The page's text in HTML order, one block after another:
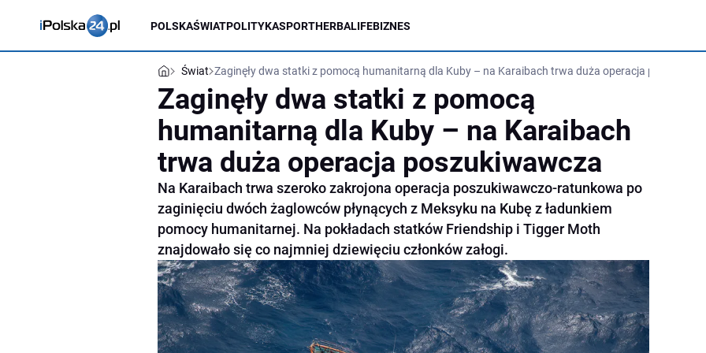
POLSKAŚWIATPOLITYKASPORTHERBALIFEBIZNES
Świat Zaginęły dwa statki z pomocą humanitarną dla Kuby – na Karaibach trwa duża operacja
Zaginęły dwa statki z pomocą
humanitarną dla Kuby – na Karaibach
trwa duża operacja poszukiwawcza
Na Karaibach trwa szeroko zakrojona operacja poszukiwawczo-ratunkowa po
zaginięciu dwóch żaglowców płynących z Meksyku na Kubę z ładunkiem
pomocy humanitarnej. Na pokładach statków Friendship i Tigger Moth
znajdowało się co najmniej dziewięciu członków załogi.